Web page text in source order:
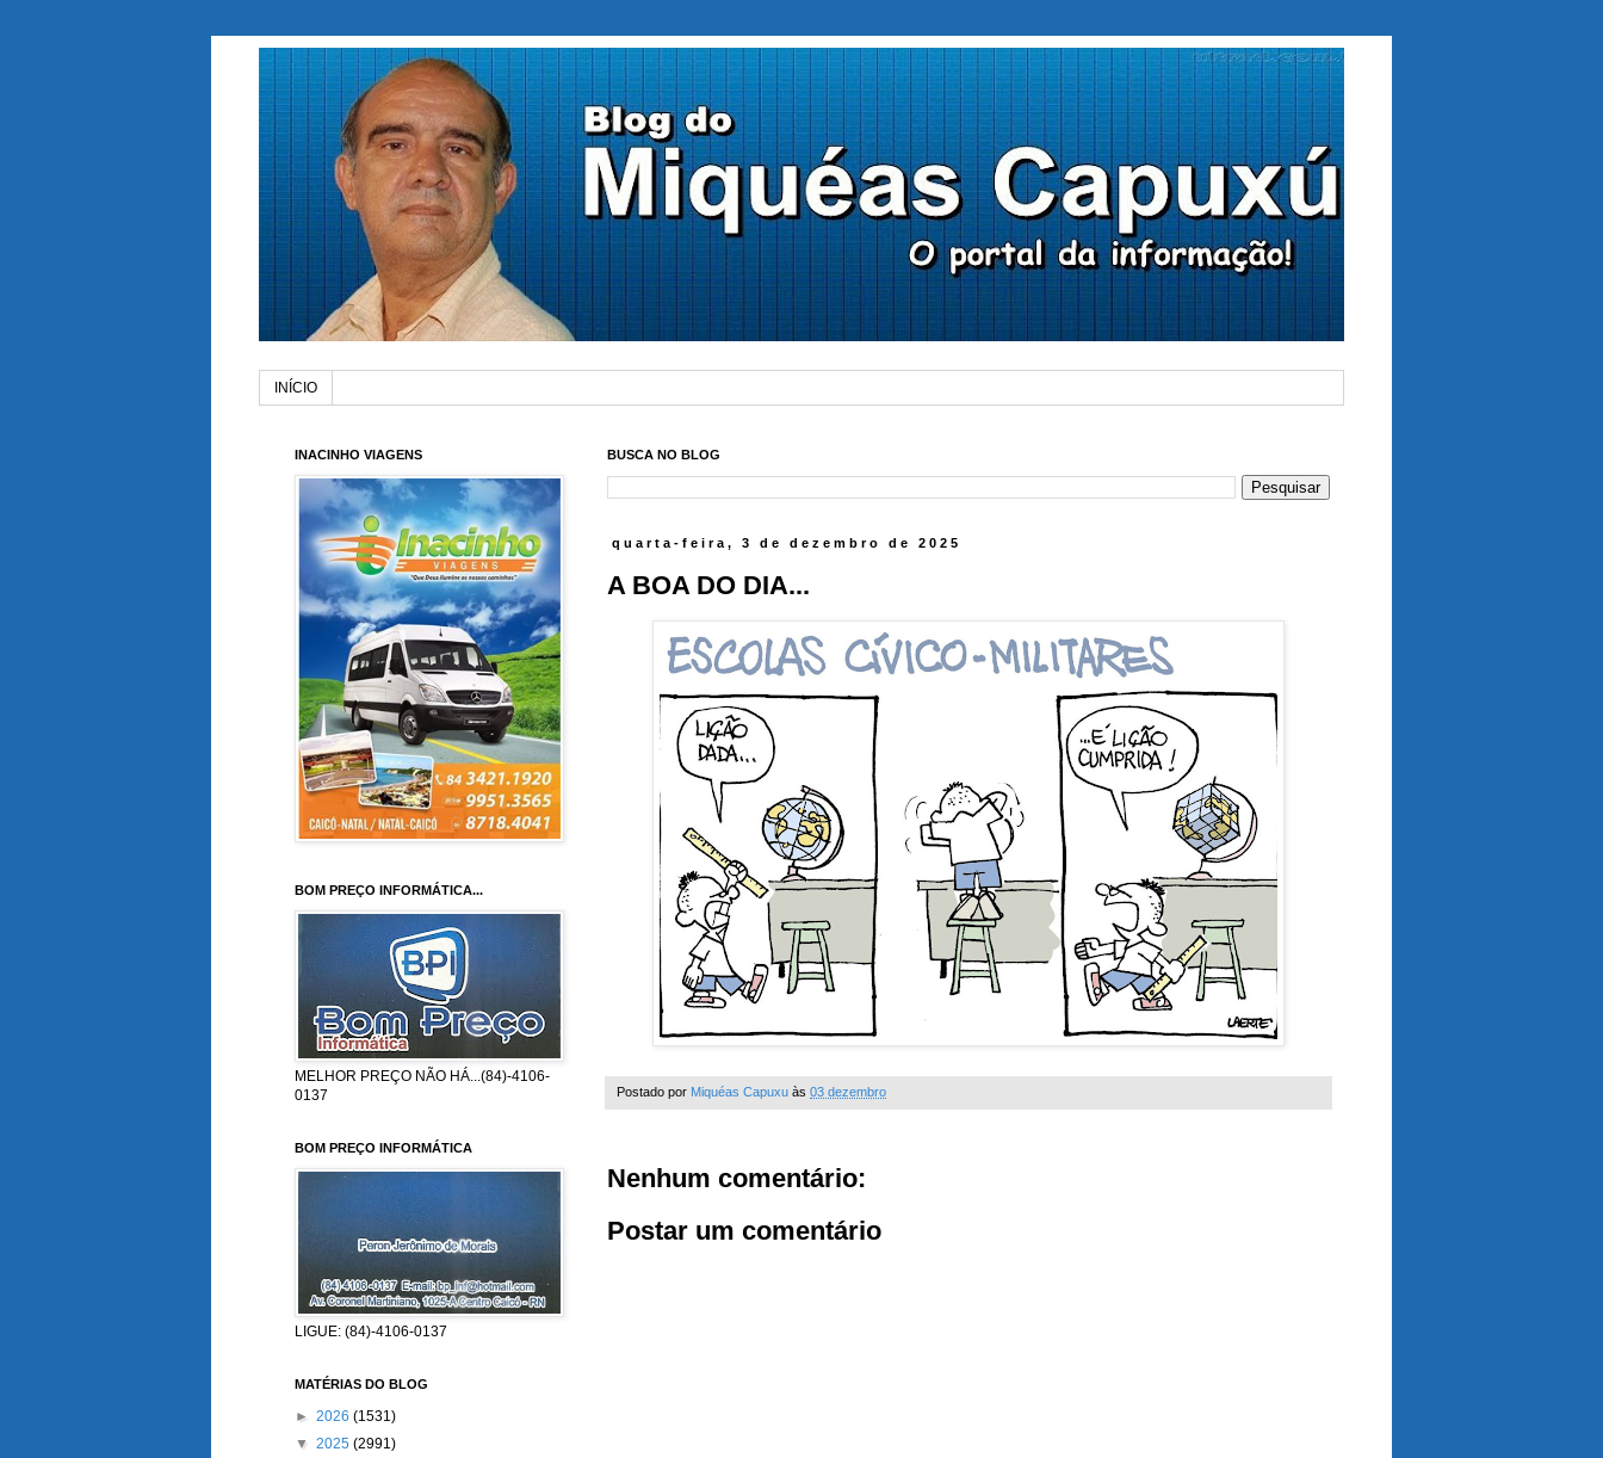
INÍCIO
BUSCA NO BLOG
quarta-feira, 3 de dezembro de 2025
A BOA DO DIA...
Postado por Miquéas Capuxu às 03 dezembro
Nenhum comentário:
Postar um comentário
INACINHO VIAGENS
BOM PREÇO INFORMÁTICA...
MELHOR PREÇO NÃO HÁ...(84)-4106-
0137
BOM PREÇO INFORMÁTICA
LIGUE: (84)-4106-0137
MATÉRIAS DO BLOG
► 2026 (1531)
▼ 2025 (2991)